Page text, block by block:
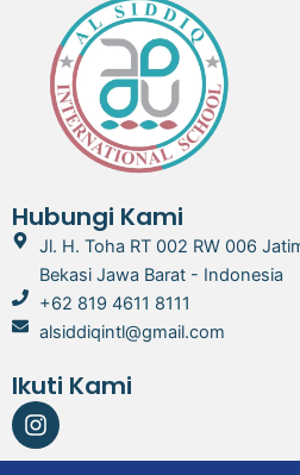
Hubungi Kami
Jl. H. Toha RT 002 RW 006
Bekasi Jawa Barat - Indonesia
+62 819 4611 8111
alsiddiqintl@gmail.com
Ikuti Kami
I
n
s